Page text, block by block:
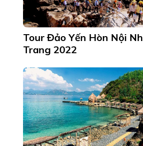
Tour Đảo Yến Hòn Nội
Trang 2022